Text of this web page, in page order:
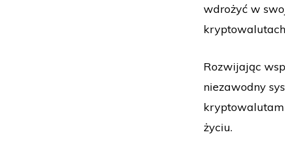
wdrożyć w
Rozwijając
niezawodny
życiu.